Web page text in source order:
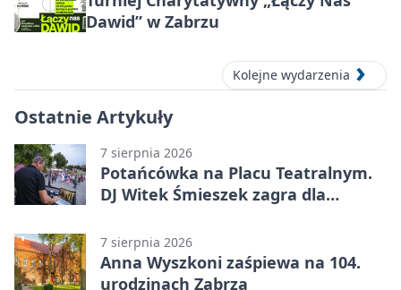
Dawid” w Zabrzu
Kolejne wydarzenia
Ostatnie Artykuły
7 sierpnia 2026
Potańcówka na Placu Teatralnym.
DJ Witek Śmieszek zagra dla
7 sierpnia 2026
Anna Wyszkoni zaśpiewa na 104.
urodzinach Zabrza